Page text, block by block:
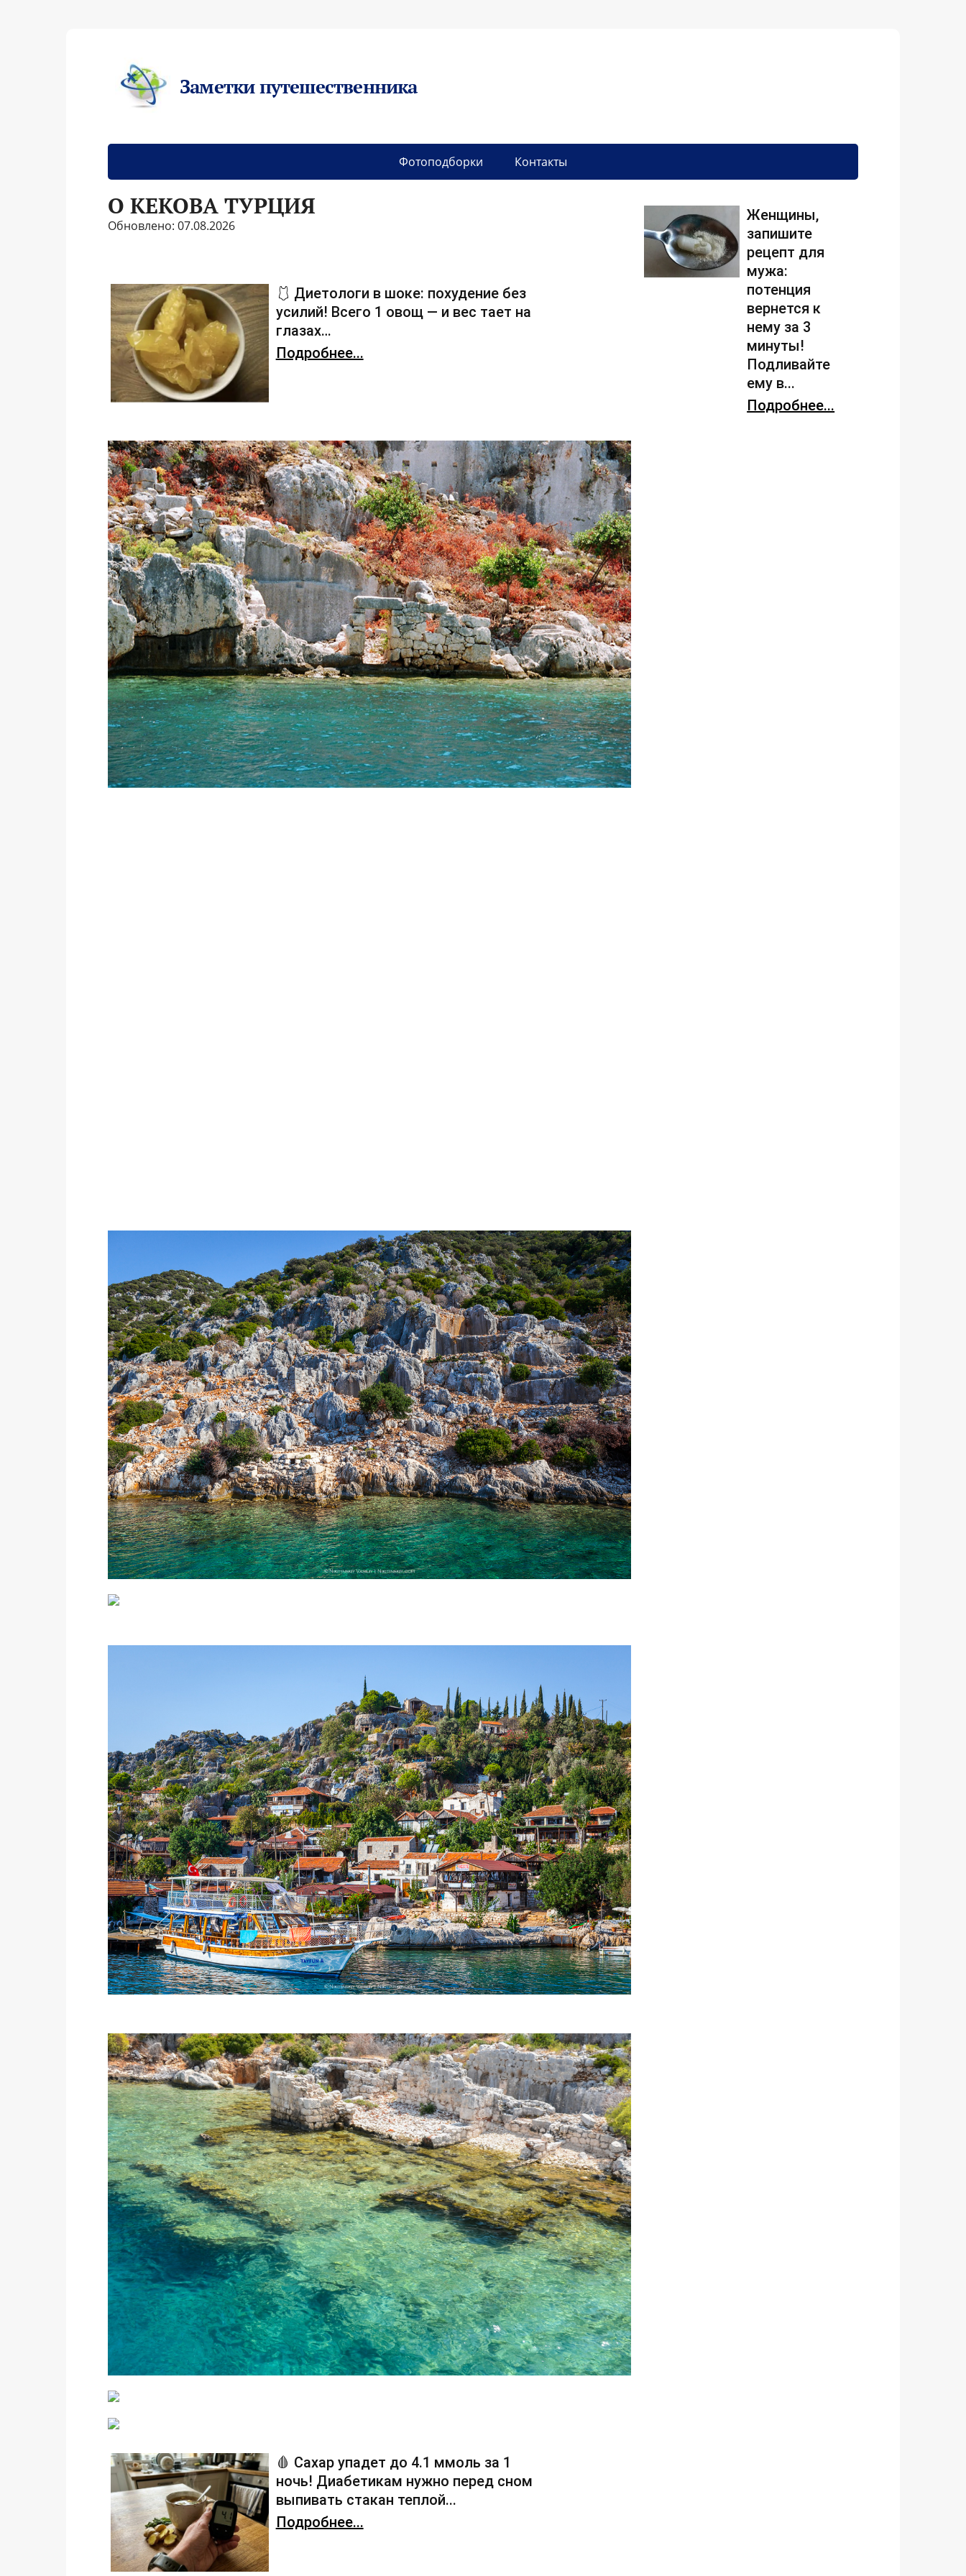
Заметки путешественника
Фотоподборки Контакты
О КЕКОВА ТУРЦИЯ
Обновлено: 07.08.2026
🩱 Диетологи в шоке: похудение без
усилий! Всего 1 овощ — и вес тает на
глазах…
Подробнее...
🩸 Сахар упадет до 4.1 ммоль за 1
ночь! Диабетикам нужно перед сном
выпивать стакан теплой...
Подробнее...
Женщины,
запишите
рецепт для
мужа:
потенция
вернется к
нему за 3
минуты!
Подливайте
ему в...
Подробнее...